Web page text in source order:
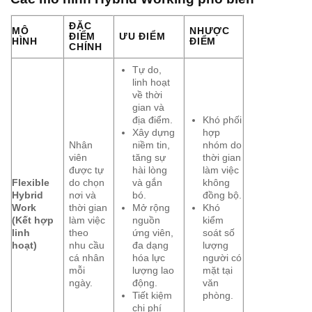
MÔ
HÌNH
ĐẶC
ĐIỂM
CHÍNH
ƯU ĐIỂM
NHƯỢC
ĐIỂM
Flexible
Hybrid
Work
(Kết hợp
linh
hoạt)
Nhân
viên
được tự
do chọn
nơi và
thời gian
làm việc
theo
nhu cầu
cá nhân
mỗi
ngày.
Tự do,
linh hoạt
về thời
gian và
địa điểm.
Xây dựng
niềm tin,
tăng sự
hài lòng
và gắn
bó.
Mở rộng
nguồn
ứng viên,
đa dạng
hóa lực
lượng lao
động.
Tiết kiệm
chi phí
Khó phối
hợp
nhóm do
thời gian
làm việc
không
đồng bộ.
Khó
kiểm
soát số
lượng
người có
mặt tại
văn
phòng.